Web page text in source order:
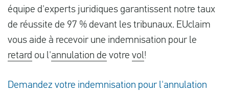
équipe d'experts juridiques garantissent notre taux
de réussite de 97 % devant les tribunaux. EUclaim
vous aide à recevoir une indemnisation pour le
retard ou l'annulation de votre vol!
Demandez votre indemnisation pour l'annulation